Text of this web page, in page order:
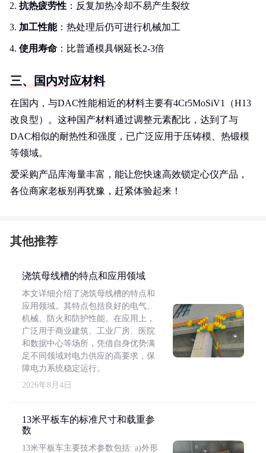
抗热疲劳性 ：反复加热冷却不易产生裂纹
加工性能：热处理后仍可进行机械加工
使用寿命 ：比普通模具钢延长2-3倍
三、国内对应材料
在国内，与DAC性能相近的材料主要有4Cr5MoSiV1（H13
改良型）。这种国产材料通过调整元素配比，达到了与
DAC相似的耐热性和强度，已广泛应用于压铸模、热锻模
等领域。
爱采购产品库海量丰富，能让您快速高效锁定心仪产品，
各位商家老板别再犹豫，赶紧体验起来！
其他推荐
浇筑母线槽的特点和应用领域
本文详细介绍了浇筑母线槽的特点和
应用领域。其特点包括良好的电气、
机械、防火和防护性能。在应用上，
广泛用于商业建筑、工业厂房、医院
和数据中心等场所，凭借自身优势满
足不同领域对电力供应的高要求，保
障电力系统稳定运行。
2026年8月4日
13米平板车的标准尺寸和载重参
数
13米平板车主要技术参数包括: a)外形